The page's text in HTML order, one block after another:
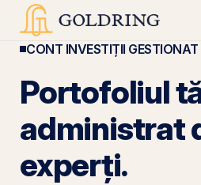
CONT INVESTIȚII GESTIONAT
Portofoliul
administrat
experți.